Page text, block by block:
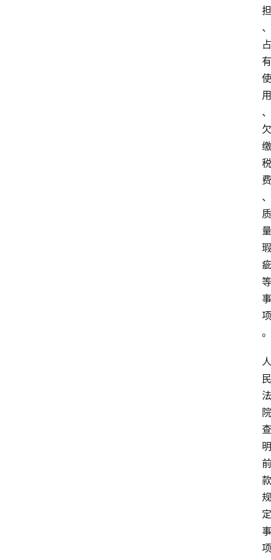
担
、
占
有
使
用
、
欠
缴
税
费
、
质
量
瑕
疵
等
事
项
。
人
民
法
院
查
明
前
款
规
定
事
项